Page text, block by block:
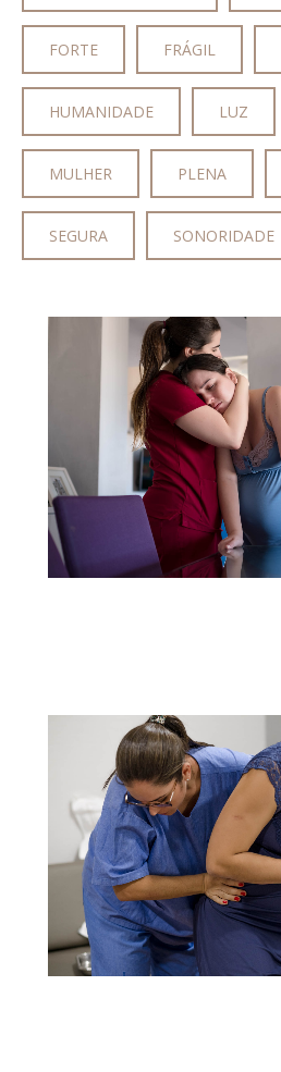
FORTE FRÁGIL
HUMANIDADE LUZ
MULHER PLENA
SEGURA SONORIDADE